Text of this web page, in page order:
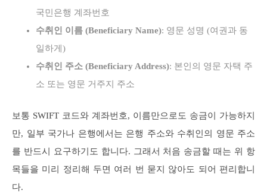
국민은행 계좌번호
수취인 이름 (Beneficiary Name): 영문 성명 (여권과 동
일하게)
수취인 주소 (Beneficiary Address): 본인의 영문 자택 주
소 또는 영문 거주지 주소
보통 SWIFT 코드와 계좌번호, 이름만으로도 송금이 가능하지
만, 일부 국가나 은행에서는 은행 주소와 수취인의 영문 주소
를 반드시 요구하기도 합니다. 그래서 처음 송금할 때는 위 항
목들을 미리 정리해 두면 여러 번 묻지 않아도 되어 편리합니
다.